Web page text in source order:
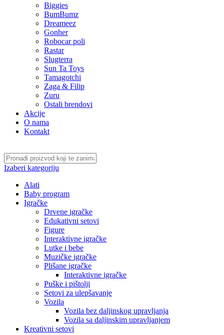
Biggies
BumBumz
Dreameez
Gonher
Robocar poli
Rastar
Slugterra
Sun Ta Toys
Tamagotchi
Zaga & Filip
Zuru
Ostali brendovi
Akcije
O nama
Kontakt
Izaberi kategoriju
Alati
Baby program
Igračke
Drvene igračke
Edukativni setovi
Figure
Interaktivne igračke
Lutke i bebe
Muzičke igračke
Plišane igračke
Interaktivne igračke
Puške i pištolji
Setovi za ulepšavanje
Vozila
Vozila bez daljinskog upravljanja
Vozila sa daljinskim upravljanjem
Kreativni setovi